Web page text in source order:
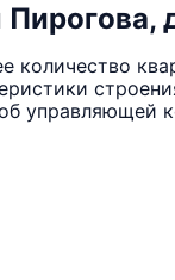
Пирогова,
управляющей